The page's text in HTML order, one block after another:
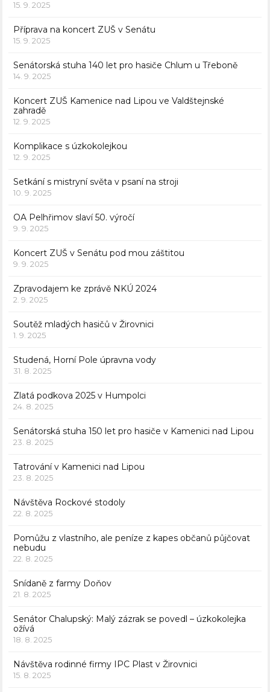
15. 9. 2025
Příprava na koncert ZUŠ v Senátu
15. 9. 2025
Senátorská stuha 140 let pro hasiče Chlum u Třeboně
14. 9. 2025
Koncert ZUŠ Kamenice nad Lipou ve Valdštejnské
zahradě
12. 9. 2025
Komplikace s úzkokolejkou
12. 9. 2025
Setkání s mistryní světa v psaní na stroji
10. 9. 2025
OA Pelhřimov slaví 50. výročí
9. 9. 2025
Koncert ZUŠ v Senátu pod mou záštitou
9. 9. 2025
Zpravodajem ke zprávě NKÚ 2024
2. 9. 2025
Soutěž mladých hasičů v Žirovnici
1. 9. 2025
Studená, Horní Pole úpravna vody
31. 8. 2025
Zlatá podkova 2025 v Humpolci
24. 8. 2025
Senátorská stuha 150 let pro hasiče v Kamenici nad Lipou
23. 8. 2025
Tatrování v Kamenici nad Lipou
23. 8. 2025
Návštěva Rockové stodoly
22. 8. 2025
Pomůžu z vlastního, ale peníze z kapes občanů půjčovat
nebudu
22. 8. 2025
Snídaně z farmy Doňov
21. 8. 2025
Senátor Chalupský: Malý zázrak se povedl – úzkokolejka
ožívá
18. 8. 2025
Návštěva rodinné firmy IPC Plast v Žirovnici
15. 8. 2025